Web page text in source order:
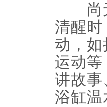
尚无
清醒
动，
运动
讲故
浴缸温